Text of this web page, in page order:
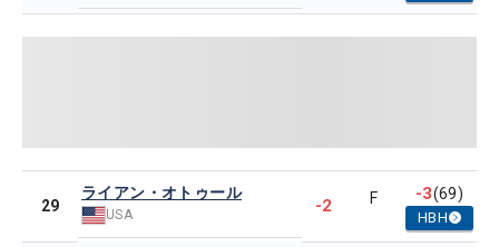
29
ライアン・オトゥール
USA -2 F -3(69)
HBH